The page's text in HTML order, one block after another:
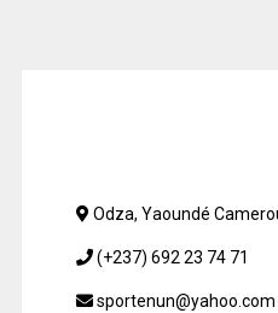
Odza, Yaoundé
(+237) 692 23 74 71
sportenun@yahoo.com